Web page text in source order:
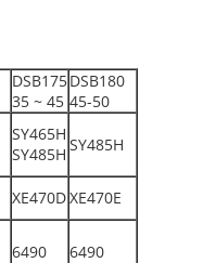
DSB175
35 ~ 45
DSB180
45-50
SY465H
SY485H SY485H
XE470DXE470E
6490 6490